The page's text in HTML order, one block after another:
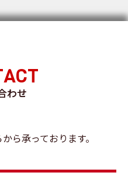
わせ
ら承っております。